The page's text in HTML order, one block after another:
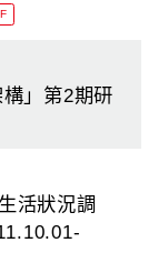
」第2期研
活狀況調